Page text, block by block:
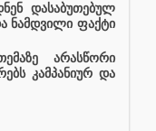
დასაბუთებულ
ნამდვილი ფაქტი
არასწორი
კამპანიურ და